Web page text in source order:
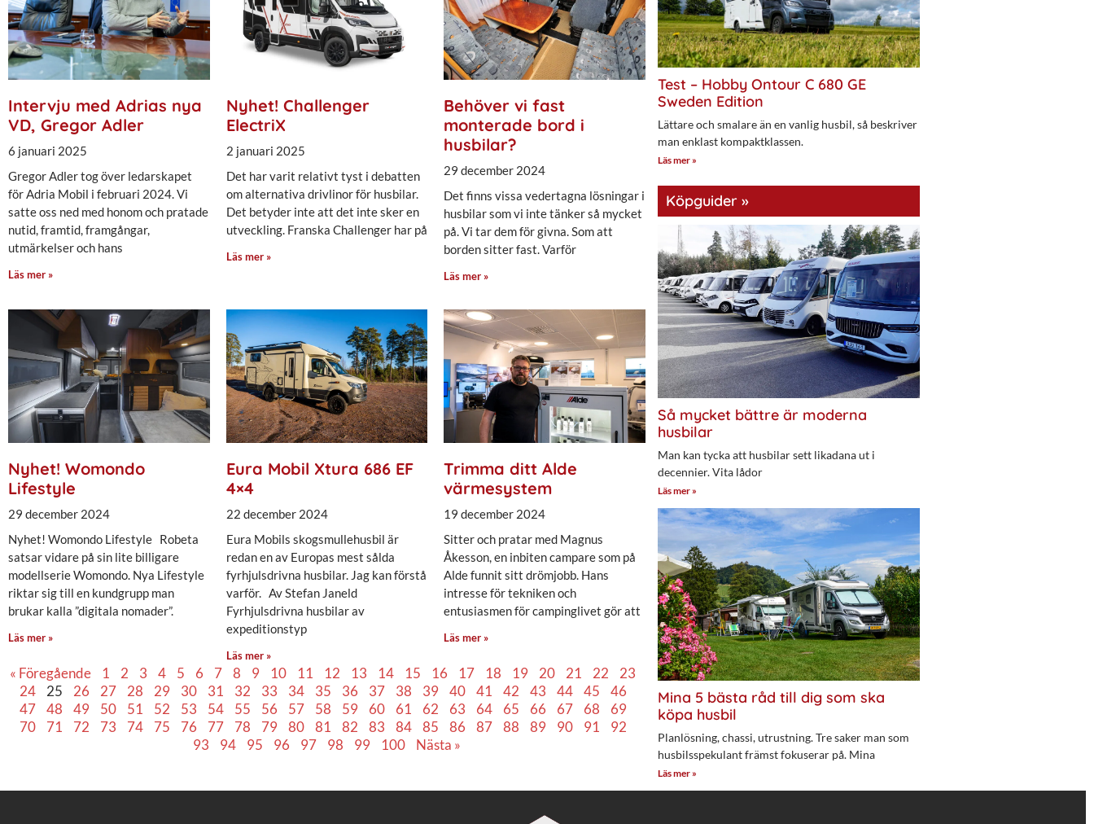
Intervju med Adrias nya
VD, Gregor Adler
6 januari 2025
Gregor Adler tog över ledarskapet
för Adria Mobil i februari 2024. Vi
satte oss ned med honom och pratade
nutid, framtid, framgångar,
utmärkelser och hans
Läs mer »
Nyhet! Challenger
ElectriX
2 januari 2025
Det har varit relativt tyst i debatten
om alternativa drivlinor för husbilar.
Det betyder inte att det inte sker en
utveckling. Franska Challenger har på
Läs mer »
Behöver vi fast
monterade bord i
husbilar?
29 december 2024
Det finns vissa vedertagna lösningar i
husbilar som vi inte tänker så mycket
på. Vi tar dem för givna. Som att
borden sitter fast. Varför
Läs mer »
Nyhet! Womondo
Lifestyle
29 december 2024
Nyhet! Womondo Lifestyle Robeta
satsar vidare på sin lite billigare
modellserie Womondo. Nya Lifestyle
riktar sig till en kundgrupp man
brukar kalla ”digitala nomader”.
Läs mer »
Eura Mobil Xtura 686 EF
4×4
22 december 2024
Eura Mobils skogsmullehusbil är
redan en av Europas mest sålda
fyrhjulsdrivna husbilar. Jag kan förstå
varför. Av Stefan Janeld
Fyrhjulsdrivna husbilar av
expeditionstyp
Läs mer »
Trimma ditt Alde
värmesystem
19 december 2024
Sitter och pratar med Magnus
Åkesson, en inbiten campare som på
Alde funnit sitt drömjobb. Hans
intresse för tekniken och
entusiasmen för campinglivet gör att
Läs mer »
« Föregående 1 2 3 4 5 6 7 8 9 10 11 12 13 14 15 16 17 18 19 20 21 22
23
24
25 26 27 28 29 30 31 32 33 34 35 36 37 38 39 40 41 42 43 44 45
46
47
48 49 50 51 52 53 54 55 56 57 58 59 60 61 62 63 64 65 66 67 68
69
70
71 72 73 74 75 76 77 78 79 80 81 82 83 84 85 86 87 88 89 90 91
92
93
94 95 96 97 98 99 100 Nästa »
Test – Hobby Ontour C 680 GE
Sweden Edition
Lättare och smalare än en vanlig husbil, så beskriver
man enklast kompaktklassen.
Läs mer »
Köpguider »
Så mycket bättre är moderna
husbilar
Man kan tycka att husbilar sett likadana ut i
decennier. Vita lådor
Läs mer »
Mina 5 bästa råd till dig som ska
köpa husbil
Planlösning, chassi, utrustning. Tre saker man som
husbilsspekulant främst fokuserar på. Mina
Läs mer »